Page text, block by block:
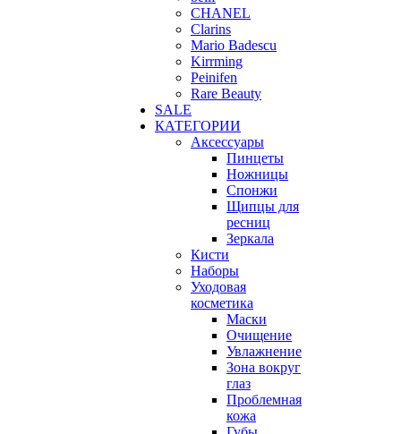
CHANEL
Clarins
Mario Badescu
Kirrming
Peinifen
Rare Beauty
SALE
КАТЕГОРИИ
Аксессуары
Пинцеты
Ножницы
Спонжи
Щипцы для
ресниц
Зеркала
Кисти
Наборы
Уходовая
косметика
Маски
Очищение
Увлажнение
Зона вокруг
глаз
Проблемная
кожа